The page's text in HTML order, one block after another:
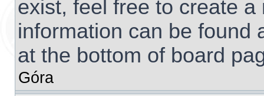
exist, feel free to create
information can be found
at the bottom of board
Góra